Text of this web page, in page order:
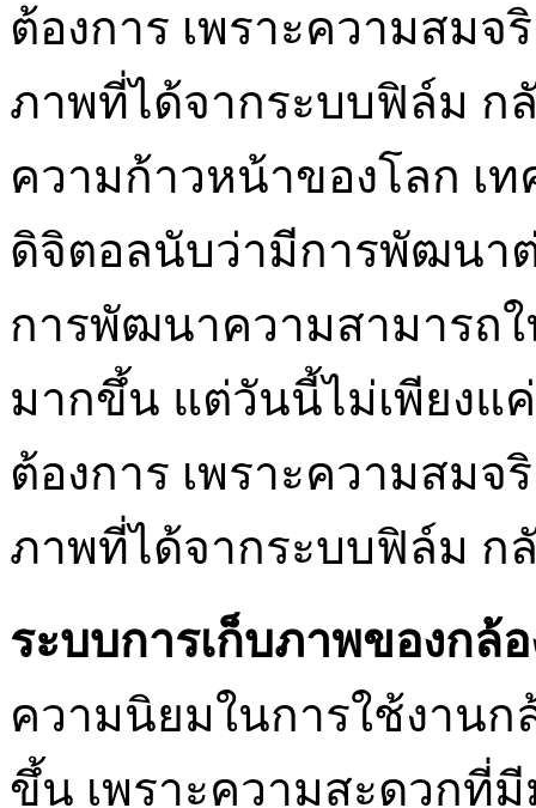
ต้องการ เพราะความสมจ
ภาพที่ได้จากระบบฟิล์ม ก
ความก้าวหน้าของโลก เ
ดิจิตอลนับว่ามีการพัฒนา
การพัฒนาความสามารถ
มากขึ้น แต่วันนี้ไม่เพียงแ
ต้องการ เพราะความสมจ
ภาพที่ได้จากระบบฟิล์ม ก
ระบบการเก็บภาพของกล้
ความนิยมในการใช้งาน
ขึ้น เพราะความสะดวกที่